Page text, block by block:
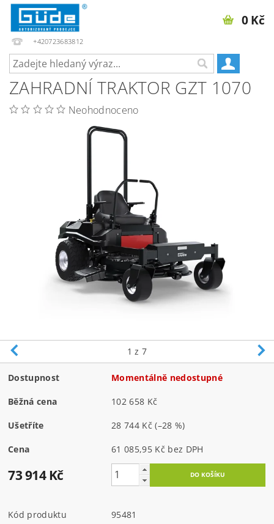
+420723683812
0 Kč
ZAHRADNÍ TRAKTOR GZT 1070
Neohodnoceno
1 z 7
Dostupnost Momentálně nedostupné
Běžná cena 102 658 Kč
Ušetříte 28 744 Kč(–28 %)
Cena 61 085,95 Kč bez DPH
73 914 Kč
Kód produktu
95481